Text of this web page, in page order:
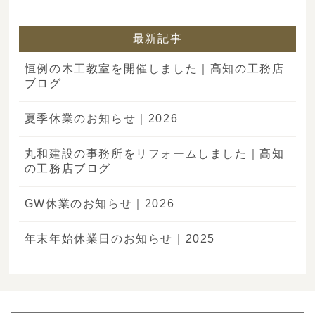
最新記事
恒例の木工教室を開催しました｜高知の工務店
ブログ
夏季休業のお知らせ｜2026
丸和建設の事務所をリフォームしました｜高知
の工務店ブログ
GW休業のお知らせ｜2026
年末年始休業日のお知らせ｜2025